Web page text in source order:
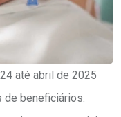
até abril de 2025
de beneficiários.